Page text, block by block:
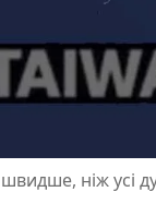
ніж усі